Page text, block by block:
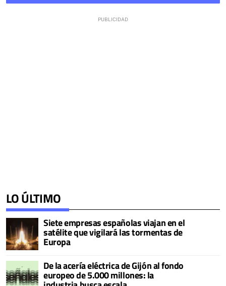
LO ÚLTIMO
Siete empresas españolas viajan en el
satélite que vigilará las tormentas de
Europa
De la acería eléctrica de Gijón al fondo
europeo de 5.000 millones: la